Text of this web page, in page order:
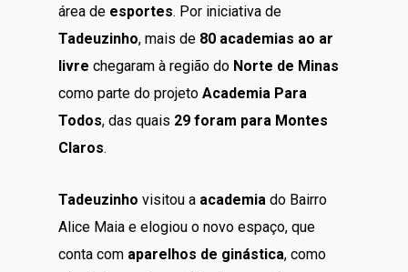
área de esportes. Por iniciativa de
Tadeuzinho, mais de 80 academias ao ar
livre chegaram à região do Norte de Minas
como parte do projeto Academia Para
Todos, das quais 29 foram para Montes
Claros.
Tadeuzinho visitou a academia do Bairro
Alice Maia e elogiou o novo espaço, que
conta com aparelhos de ginástica, como